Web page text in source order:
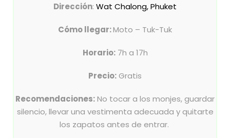
Dirección: Wat Chalong, Phuket
Cómo llegar:Moto – Tuk-Tuk
Horario:7h a 17h
Precio: Gratis
Recomendaciones:No tocar a los monjes, guardar
silencio, llevar una vestimenta adecuada y quitarte
los zapatos antes de entrar.